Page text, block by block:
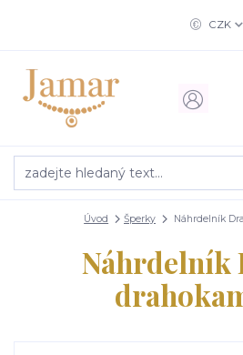
CZK
Úvod Šperky Náhrdelník
Náhrdelník